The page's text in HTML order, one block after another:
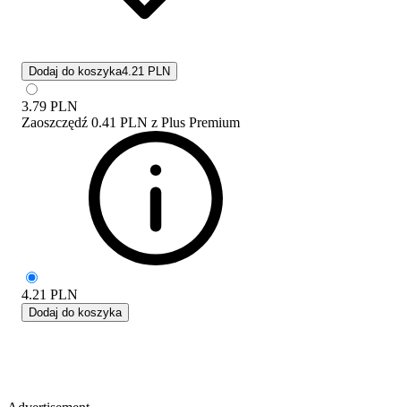
Dodaj do koszyka4.21 PLN
3.79 PLN
Zaoszczędź 0.41 PLN z Plus Premium
4.21 PLN
Dodaj do koszyka